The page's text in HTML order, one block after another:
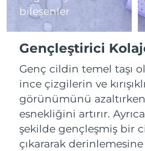
bileşenler
Gençleştirici
Genç cildin temel taşı
ince çizgilerin ve
görünümünü
esnekliğini artırır.
şekilde gençleşmiş bir
çıkararak derinlemesine
Çin Makao ÖİB
Malezya
Malta
Meksika
Monako